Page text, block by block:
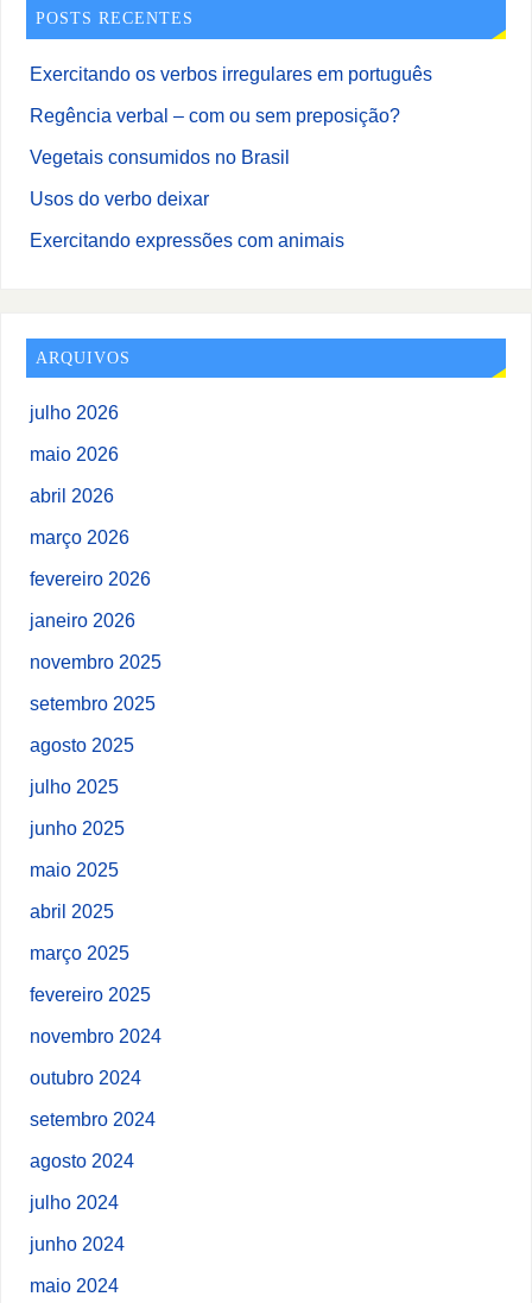
POSTS RECENTES
Exercitando os verbos irregulares em português
Regência verbal – com ou sem preposição?
Vegetais consumidos no Brasil
Usos do verbo deixar
Exercitando expressões com animais
ARQUIVOS
julho 2026
maio 2026
abril 2026
março 2026
fevereiro 2026
janeiro 2026
novembro 2025
setembro 2025
agosto 2025
julho 2025
junho 2025
maio 2025
abril 2025
março 2025
fevereiro 2025
novembro 2024
outubro 2024
setembro 2024
agosto 2024
julho 2024
junho 2024
maio 2024